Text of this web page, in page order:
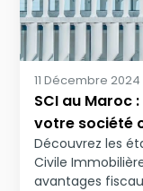
11 Décembre 2024
SCI au Maroc
votre société
Découvrez les
Civile
avantages